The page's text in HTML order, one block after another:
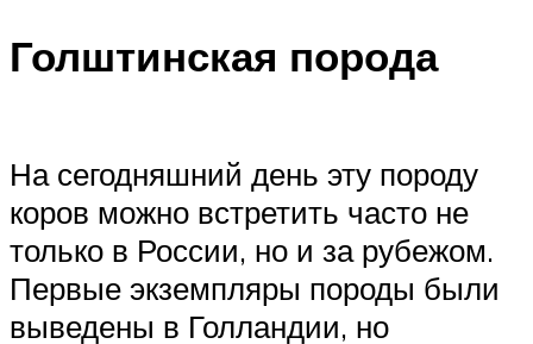
Голштинская порода
На сегодняшний день эту породу
коров можно встретить часто не
только в России, но и за рубежом.
Первые экземпляры породы были
выведены в Голландии, но